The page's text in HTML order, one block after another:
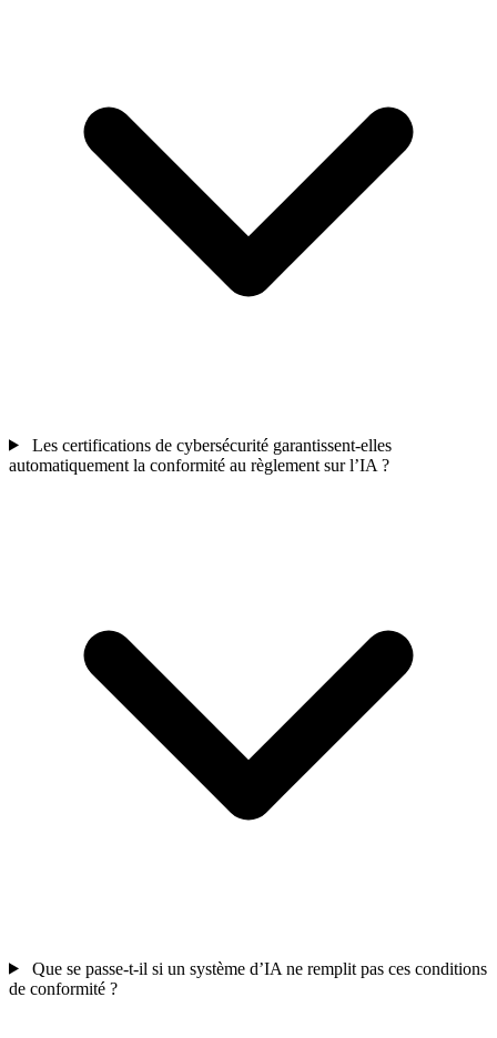
Les certifications de cybersécurité garantissent-elles
automatiquement la conformité au règlement sur l’IA ?
Que se passe-t-il si un système d’IA ne remplit pas ces conditions
de conformité ?